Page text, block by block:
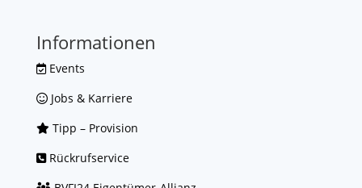
Informationen
Events
Jobs & Karriere
Tipp – Provision
Rückrufservice